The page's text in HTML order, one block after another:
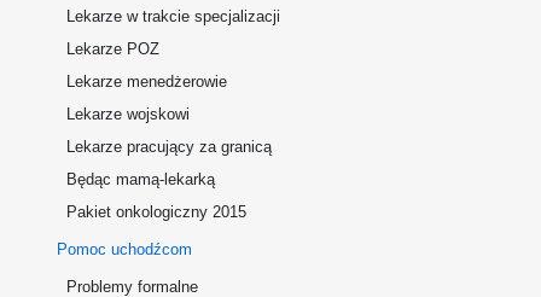
Lekarze w trakcie specjalizacji
Lekarze POZ
Lekarze menedżerowie
Lekarze wojskowi
Lekarze pracujący za granicą
Będąc mamą-lekarką
Pakiet onkologiczny 2015
Pomoc uchodźcom
Problemy formalne